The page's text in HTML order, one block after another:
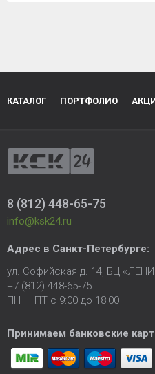
КАТАЛОГ ПОРТФОЛИО
8 (812) 448-65-75
info@ksk24.ru
Адрес в Санкт-Петербурге:
ул. Софийская д. 14, БЦ
+7 (812) 448-65-75
ПН — ПТ с 9:00 до 18:00
Принимаем банковские